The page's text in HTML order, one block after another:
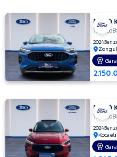
FORD
1.5
2024
FORD
1.5
2024
Kocaeli